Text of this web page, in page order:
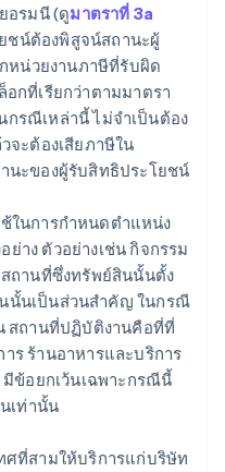
อรมนี (ดูมาตราที่ 3a
ชน์ต้องพิสูจน์สถานะผู้
หน่วยงานภาษีที่รับผิด
กที่เรียกว่าตามมาตรา
กรณีเหล่านี้ ไม่จำเป็นต้อง
จะต้องเสียภาษีใน
นะของผู้รับสิทธิประโยชน์
ในการกำหนดตำแหน่ง
ย่าง ตัวอย่างเช่น กิจกรรม
ถานที่ซึ่งทรัพย์สินนั้นตั้ง
นั้นเป็นส่วนสำคัญ ในกรณี
สถานที่ปฏิบัติงานคือที่ที่
ร ร้านอาหารและบริการ
มีข้อยกเว้นเฉพาะกรณีนี้
เท่านั้น
ศที่สามให้บริการแก่บริษัท